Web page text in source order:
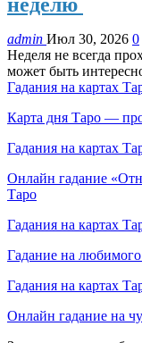
неделю
admin Июл 30, 2026 0
Неделя не всегда
может быть
Гадания на картах
Карта дня Таро —
Гадания на картах
Онлайн гадание
Таро
Гадания на картах
Гадание на
Гадания на картах
Онлайн гадание на